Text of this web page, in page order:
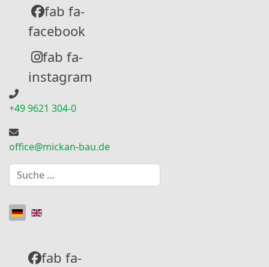
fab fa-
facebook
fab fa-
instagram
+49 9621 304-0
office@mickan-bau.de
Suchen
Sprache auswählen
fab fa-